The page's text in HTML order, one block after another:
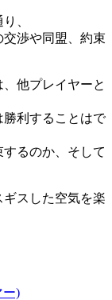
、
渉や同盟、約束
他プレイヤーと
勝利することはで
るのか、そして
スした空気を楽
ー)